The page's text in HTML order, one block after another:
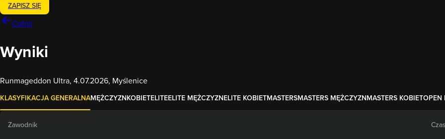
ZAPISZ SIĘ
Cofnij
Wyniki
Runmageddon Ultra, 4.07.2026, Myślenice
KLASYFIKACJA GENERALNAMĘŻCZYZNKOBIETELITEELITE MĘŻCZYZNELITE KOBIETMASTERSMASTERS MĘŻCZYZNMASTERS KOBIETOPEN
Zawodnik Czas